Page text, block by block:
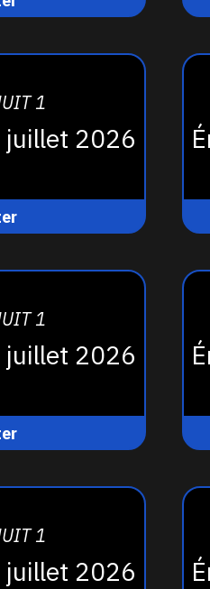
1
juillet 2026
1
juillet 2026
1
juillet 2026